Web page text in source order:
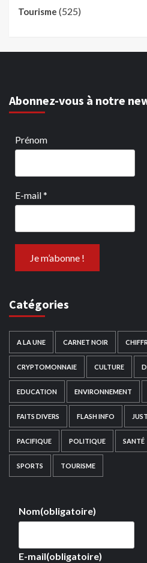
Tourisme (525)
Abonnez-vous à notre
Prénom
E-mail*
Catégories
A LA UNE CARNET NOIR
CRYPTOMONNAIE CULTURE
EDUCATION ENVIRONNEMENT
FAITS DIVERS FLASH INFO
PACIFIQUE POLITIQUE SANTÉ
SPORTS TOURISME
Nom(obligatoire)
E-mail(obligatoire)